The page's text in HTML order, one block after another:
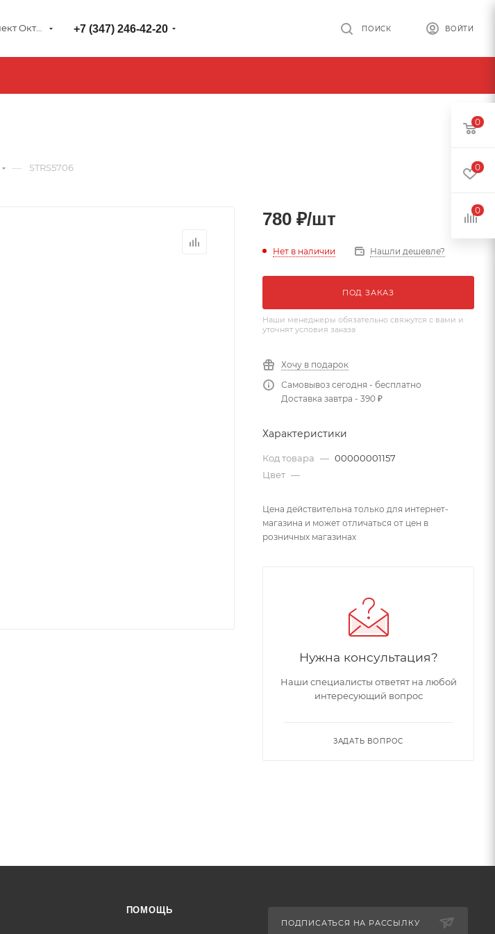
+7 (347) 246-42-20 ВОЙТИ
ПОИСК
— STRS5706
780 ₽/шт
Нет в наличии Нашли дешевле?
ПОД ЗАКАЗ
Наши менеджеры обязательно свяжутся с вами и
уточнят условия заказа
Хочу в подарок
Самовывоз сегодня - бесплатно
Доставка завтра - 390 ₽
Характеристики
Код товара — 00000001157
Цвет —
Цена действительна только для интернет-
магазина и может отличаться от цен в
розничных магазинах
Нужна консультация?
Наши специалисты ответят на любой
интересующий вопрос
ЗАДАТЬ ВОПРОС
ПОМОЩЬ
ПОДПИСАТЬСЯ НА РАССЫЛКУ
0
0
0